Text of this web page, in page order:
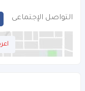
التواصل الإجتماعى